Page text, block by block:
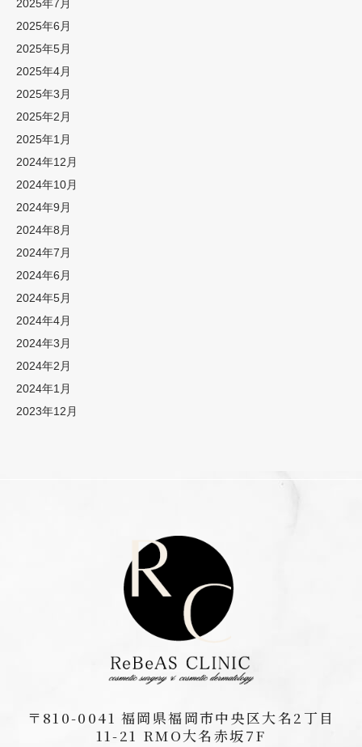
2025年7月
2025年6月
2025年5月
2025年4月
2025年3月
2025年2月
2025年1月
2024年12月
2024年10月
2024年9月
2024年8月
2024年7月
2024年6月
2024年5月
2024年4月
2024年3月
2024年2月
2024年1月
2023年12月
〒810-0041 福岡県福岡市中央区大名2丁目
11-21 RMO大名赤坂7F